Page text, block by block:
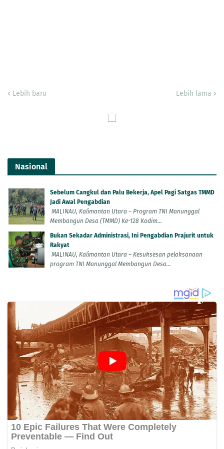
Lebih baru Lebih lama
Nasional
Sebelum Cangkul dan Palu Bekerja, Apel Pagi Satgas TMMD
Jadi Awal Pengabdian
MALINAU, Kalimantan Utara – Program TNI Manunggal
Membangun Desa (TMMD) Ke-128 Kodim...
Bukan Sekadar Administrasi, Ini Pengabdian Prajurit untuk
Rakyat
MALINAU, Kalimantan Utara – Kesuksesan pelaksanaan
program TNI Manunggal Membangun Desa...